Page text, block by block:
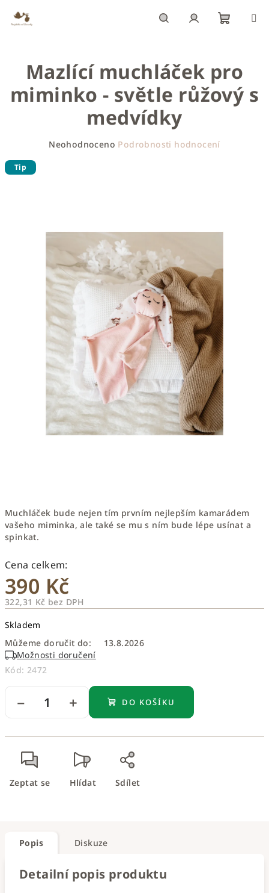
obsah
košík
Muchláček bude nejen tím prvním nejlepším kamarádem
vašeho miminka, ale také se mu s ním bude lépe usínat a
spinkat.
390 Kč
322,31 Kč bez DPH
cena:
Skladem
Můžeme doručit do:
13.8.2026
Možnosti doručení
Kód: 2472
+
− DO KOŠÍKU
Zeptat se Hlídat Sdílet
Mazlící muchláček pro
miminko - světle růžový s
medvídky
produktu
Neohodnoceno Podrobnosti hodnocení
Tip
Popis Diskuze
Detailní popis produktu